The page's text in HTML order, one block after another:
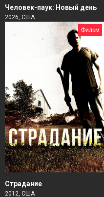
Человек-паук: Новый день
2026, США
Фильм
Страдание
2012, США